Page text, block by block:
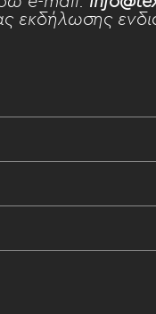
εκδήλωσης